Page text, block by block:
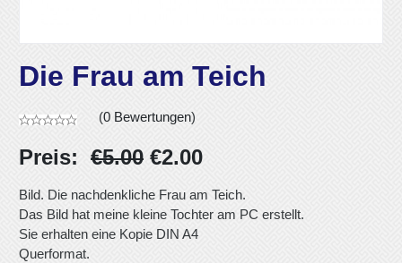
Die Frau am Teich
(0 Bewertungen)
Preis: €5.00 €2.00
Bild. Die nachdenkliche Frau am Teich.
Das Bild hat meine kleine Tochter am PC erstellt.
Sie erhalten eine Kopie DIN A4
Querformat.